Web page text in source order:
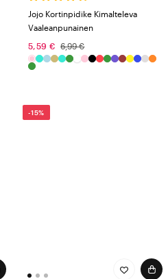
Jojo Kortinpidike Kimalteleva
Vaaleanpunainen
5,59 €
6,99 €
-15%